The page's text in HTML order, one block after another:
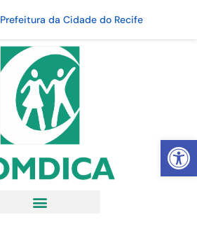
Abrir
Prefeitura da Cidade do Recife